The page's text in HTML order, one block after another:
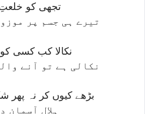
تجھی کو
تیرے ہی جسم پر
نکالا کب کسی
نکالی ہے تو آنے
بڑھے کیوں کر نہ پھر
ہلالِ آسمانِ